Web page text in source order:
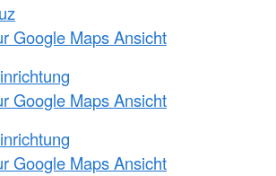
Google Maps Ansicht
Google Maps Ansicht
Google Maps Ansicht